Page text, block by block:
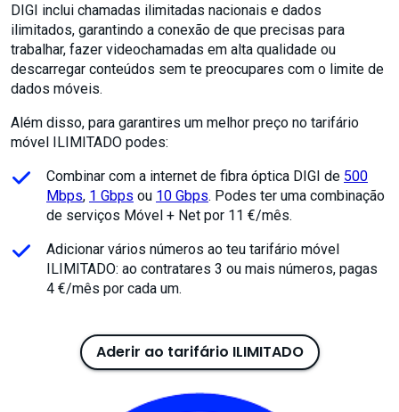
DIGI inclui chamadas ilimitadas nacionais e dados
ilimitados, garantindo a conexão de que precisas para
trabalhar, fazer videochamadas em alta qualidade ou
descarregar conteúdos sem te preocupares com o limite de
dados móveis.
Além disso, para garantires um melhor preço no tarifário
móvel ILIMITADO podes:
Combinar com a internet de fibra óptica DIGI de 500
Mbps, 1 Gbps ou 10 Gbps. Podes ter uma combinação
de serviços Móvel + Net por 11 €/mês.
Adicionar vários números ao teu tarifário móvel
ILIMITADO: ao contratares 3 ou mais números, pagas
4 €/mês por cada um.
Aderir ao tarifário ILIMITADO